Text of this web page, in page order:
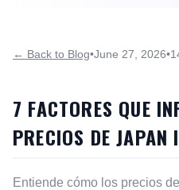
← Back to Blog•June 27, 2026•
7 FACTORES QUE
PRECIOS DE JAPAN
Entiende cómo los precios